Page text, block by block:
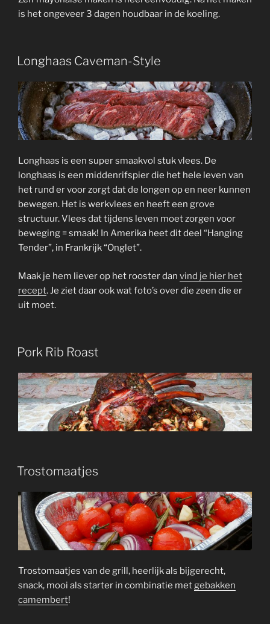
is het ongeveer 3 dagen houdbaar in de koeling.
Longhaas Caveman-Style
Longhaas is een super smaakvol stuk vlees. De
longhaas is een middenrifspier die het hele leven van
het rund er voor zorgt dat de longen op en neer kunnen
bewegen. Het is werkvlees en heeft een grove
structuur. Vlees dat tijdens leven moet zorgen voor
beweging = smaak! In Amerika heet dit deel “Hanging
Tender”, in Frankrijk “Onglet”.
Maak je hem liever op het rooster dan vind je hier het
recept. Je ziet daar ook wat foto’s over die zeen die er
uit moet.
Pork Rib Roast
Trostomaatjes
Trostomaatjes van de grill, heerlijk als bijgerecht,
snack, mooi als starter in combinatie metgebakken
camembert!